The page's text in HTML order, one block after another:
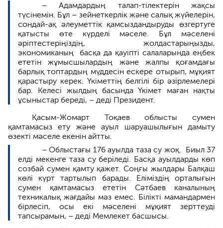
– Адамдардың талап-тілектерін жақсы
түсінемін. Бұл – зейнеткерлік және салық жүйелерін,
сондай-ақ әлеуметтік қамсыздандыруды өзгертуге
қатысты өте күрделі мәселе. Бұл мәселені
әріптестеріңіздің, жолдастарыңызды,
экономиканың басқа да қауіпті салаларында еңбек
ететін жұмысшылардың және жалпы қоғамдағы
барлық топтардың мүддесін ескере отырып, мұқият
қарастыру керек. Үкіметтің белгілі бір әзірлемелері
бар. Келесі жылдың басында Үкімет маған нақты
ұсыныстар береді, – деді Президент.
Қасым-Жомарт Тоқаев облысты сумен
қамтамасыз ету және ауыл шаруашылығын дамыту
өзекті мәселе екенін айтты.
– Облыстағы 176 ауылда таза су жоқ. Биыл 37
елді мекенге таза су беріледі. Басқа ауылдарды көп
созбай сумен қамту қажет. Соңғы жылдары Балқаш
көлі күрт тартылып барады. Еліміздің орталығын
сумен қамтамасыз ететін Сәтбаев каналының
техникалық жағдайы мәз емес. Білікті мамандармен
бірлесіп, осы екі мәселені мұқият зерттеуді
тапсырамын, – деді Мемлекет басшысы.